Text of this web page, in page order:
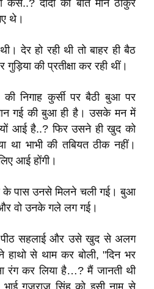
कैसे..? दीदी की बात मान ठाकुर
थे।
देर हो रही थी तो बाहर ही बैठ
की प्रतीक्षा कर रही थीं।
निगाह कुर्सी पर बैठी बुआ पर
गई की बुआ ही है। उसके मन में
आई है..? फिर उसने ही खुद को
था भाभी की तबियत ठीक नहीं।
आई होंगी।
के पास उनसे मिलने चली गई। बुआ
वो उनके गले लग गई।
पीठ सहलाई और उसे खुद से अलग
से थाम कर बोली, "दिन भर
कर लिया है…? मैं जानती थी
गजराज सिंह को इसी नाम से